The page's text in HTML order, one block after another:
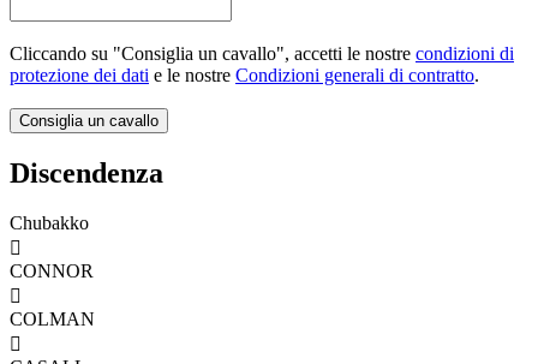
Cliccando su "Consiglia un cavallo", accetti le nostre condizioni di
protezione dei dati e le nostre Condizioni generali di contratto.
Discendenza
Chubakko

CONNOR

COLMAN
